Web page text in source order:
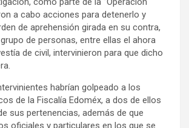
a cabo acciones para detenerlo y
de aprehensión girada en su contra,
de personas, entre ellas el ahora
de civil, intervinieron para que dicho
habrían golpeado a los
de la Fiscalía Edoméx, a dos de ellos
sus pertenencias, además de que
oficiales y particulares en los que se